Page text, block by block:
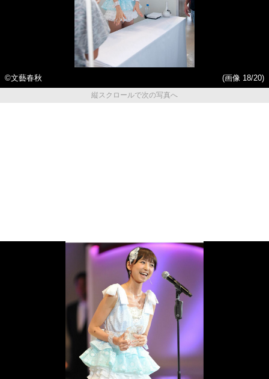
©文藝春秋
(画像 18/20)
縦スクロールで次の写真へ